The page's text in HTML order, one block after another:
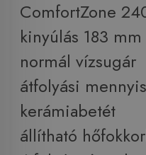
ComfortZone
kinyúlás 183 mm
normál vízsugár
átfolyási
kerámiabetét
állítható